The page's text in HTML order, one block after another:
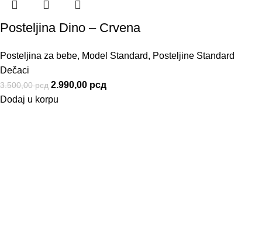
Posteljina Dino – Crvena
Posteljina za bebe, Model Standard, Posteljine Standard
Dečaci
3.500,00рсд 2.990,00 рсд
Dodaj u korpu